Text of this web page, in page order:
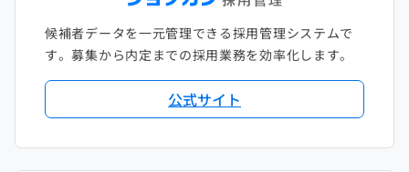
候補者データを一元管理できる採用管理システムで
す。募集から内定までの採用業務を効率化します。
公式サイト